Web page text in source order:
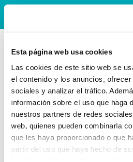
Esta página web usa cookies
Las cookies de este sitio web se
el contenido y los anuncios,
sociales y analizar el tráfico.
información sobre el uso que haga
nuestros partners de redes
web, quienes pueden combinarla
que les haya proporcionado o que
partir del uso que haya hecho de